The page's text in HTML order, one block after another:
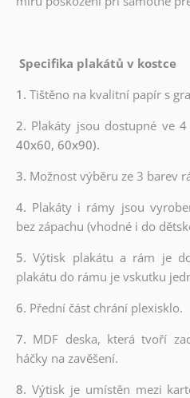
Specifika plakátů v kostce
1. Tištěno na kvalitní papír s
2. Plakáty jsou dostupné ve 4
40x60, 60x90).
3. Možnost výběru ze 3 barev
4. Plakáty i rámy jsou
bez zápachu (vhodné i do
5.Výtisk plakátu a rám je
plakátu do rámu je vskutku
6. Přední část chrání plexisklo.
7. MDF deska, která tvoří
háčky na zavěšení.
8. Výtisk je umístěn mezi